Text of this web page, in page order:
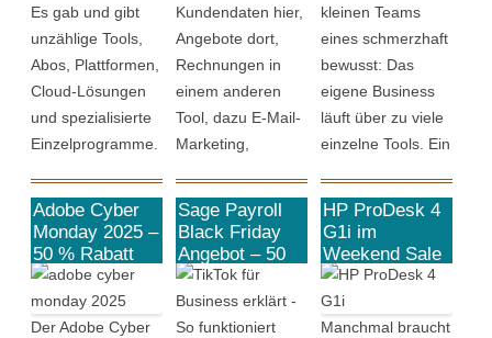
lösen und […]
für
Einzelunternehmer
und kleine Teams
wirtschaftlich
wirklich Sinn […]
Es gab und gibt
unzählige Tools,
Abos, Plattformen,
Cloud-Lösungen
und spezialisierte
Einzelprogramme.
Arbeitsschritt
existiert ein
eigenes Werkzeug
– oft mit dem
Versprechen,
kreativer, schneller
Kundendaten hier,
Angebote dort,
Rechnungen in
einem anderen
Tool, dazu E-Mail-
Marketing,
und
Projektverwaltung
über weitere
Dienste. Genau an
diesem Punkt setzt
ClearCRM an. Die
kleinen Teams
eines schmerzhaft
bewusst: Das
eigene Business
läuft über zu viele
einzelne Tools. Ein
eines für E-Mails,
ein weiteres für
Projekte,
Rechnungen
wieder woanders.
Das kostet Zeit,
Adobe Cyber
Monday 2025 –
50 % Rabatt
auf Creative
Cloud Pro
Der Adobe Cyber
Sage Payroll
Black Friday
Angebot – 50
% Rabatt für 6
Monate:
Smarte
HP ProDesk 4
G1i im
Weekend Sale
– ein smarter
Business-PC
für den
Manchmal braucht